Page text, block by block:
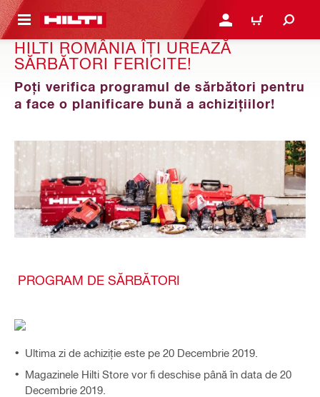
CONTENT CONECTARE SAU
COȘ
HILTI ROMÂNIA ÎȚI UREAZĂ
SĂRBĂTORI FERICITE!
Poți verifica programul de sărbători pentru
a face o planificare bună a achizițiilor!
PROGRAM DE SĂRBĂTORI
Ultima zi de achiziție este pe 20 Decembrie 2019.
Magazinele Hilti Store vor fi deschise până în data de 20
Decembrie 2019.